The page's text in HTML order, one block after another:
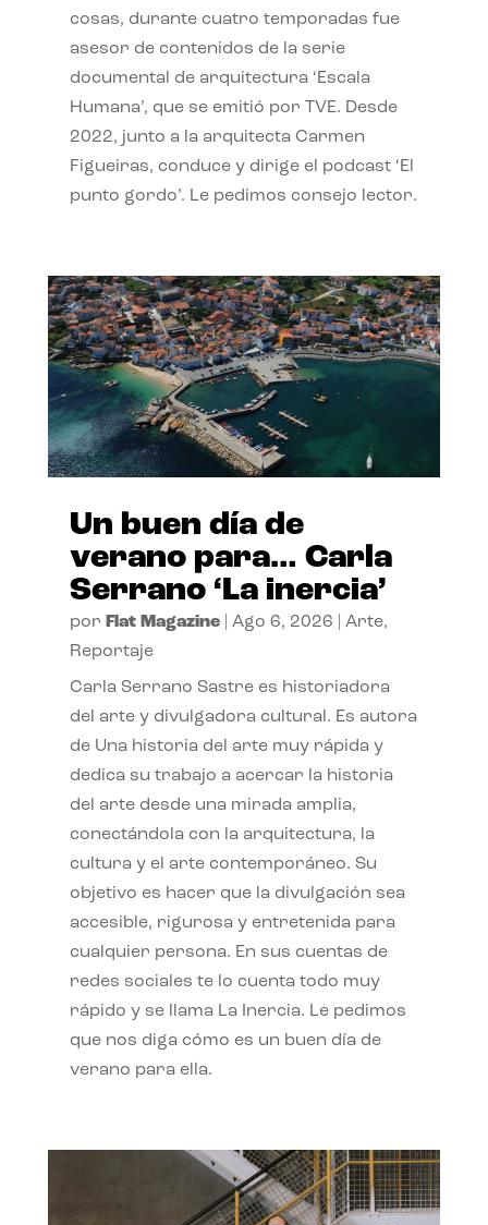
cosas, durante cuatro temporadas fue
asesor de contenidos de la serie
documental de arquitectura ‘Escala
Humana’, que se emitió por TVE. Desde
2022, junto a la arquitecta Carmen
Figueiras, conduce y dirige el podcast ‘El
punto gordo’. Le pedimos consejo lector.
Un buen día de
verano para… Carla
Serrano ‘La inercia’
por Flat Magazine| Ago 6, 2026 Arte,
Reportaje
Carla Serrano Sastre es historiadora
del arte y divulgadora cultural. Es autora
de Una historia del arte muy rápida y
dedica su trabajo a acercar la historia
del arte desde una mirada amplia,
conectándola con la arquitectura, la
cultura y el arte contemporáneo. Su
objetivo es hacer que la divulgación sea
accesible, rigurosa y entretenida para
cualquier persona. En sus cuentas de
redes sociales te lo cuenta todo muy
rápido y se llama La Inercia. Le pedimos
que nos diga cómo es un buen día de
verano para ella.